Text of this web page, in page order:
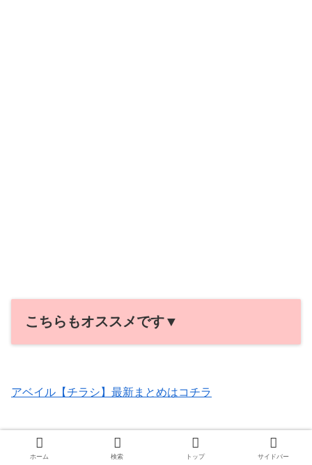
こちらもオススメです▼
アベイル【チラシ】最新まとめはコチラ
アベイル『アニメ・キャラ』コラボ！発売日スケジュール
ホーム 検索 トップ サイドバー